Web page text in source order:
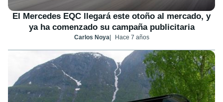
El Mercedes EQC llegará este otoño al mercado, y
ya ha comenzado su campaña publicitaria
Carlos Noya Hace 7 años